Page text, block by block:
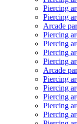
Piercing
Piercing
Arcade
Piercing
Piercing
Piercing
Piercing
Arcade
Piercing
Piercing
Piercing
Piercing
Piercing